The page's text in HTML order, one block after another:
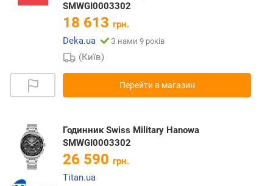
SMWGI0003302
18 613 грн.
Deka.ua
З нами 9 років
(Київ)
Перейти в магазин
Годинник Swiss Military Hanowa
SMWGI0003302
26 590 грн.
Titan.ua